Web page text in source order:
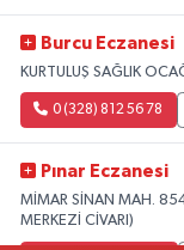
Burcu Eczanesi
KURTULUŞ SAĞLIK
0 (328) 812 56 78
Pınar Eczanesi
MİMAR SİNAN MAH.
MERKEZİ CİVARI)